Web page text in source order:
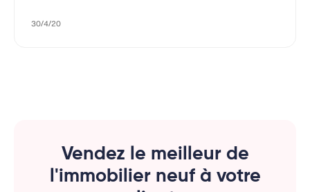
30/4/20
Vendez le meilleur de
l'immobilier neuf à votre